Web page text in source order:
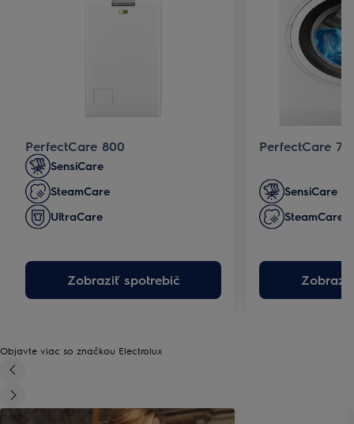
PerfectCare 800
SensiCare
SteamCare
UltraCare
Zobraziť spotrebič
PerfectCare
SensiCare
SteamCare
Objavte viac so značkou Electrolux